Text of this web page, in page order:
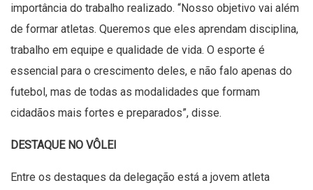
importância do trabalho realizado. “Nosso objetivo vai além
de formar atletas. Queremos que eles aprendam disciplina,
trabalho em equipe e qualidade de vida. O esporte é
essencial para o crescimento deles, e não falo apenas do
futebol, mas de todas as modalidades que formam
cidadãos mais fortes e preparados”, disse.
DESTAQUE NO VÔLEI
Entre os destaques da delegação está a jovem atleta